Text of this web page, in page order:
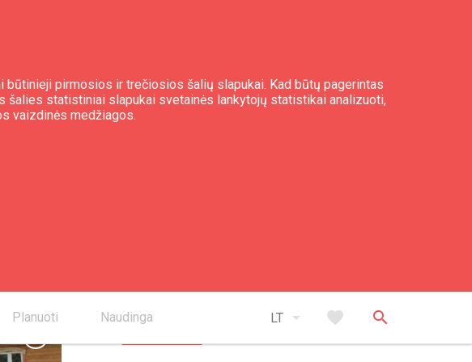
pirmosios ir trečiosios šalių slapukai. Kad būtų pagerintas
šalies statistiniai slapukai svetainės lankytojų statistikai analizuoti,
vaizdinės medžiagos.
Planuoti Naudinga LT arrow_drop_down favorite search
place
Rucava, Rucavas pagasts